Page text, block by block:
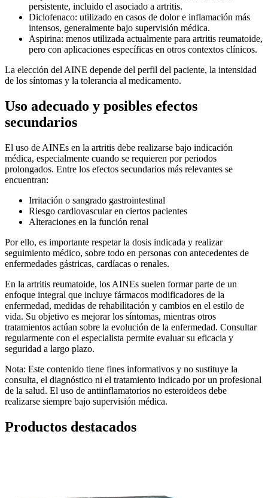
persistente, incluido el asociado a artritis.
Diclofenaco: utilizado en casos de dolor e inflamación más
intensos, generalmente bajo supervisión médica.
Aspirina: menos utilizada actualmente para artritis reumatoide,
pero con aplicaciones específicas en otros contextos clínicos.
La elección del AINE depende del perfil del paciente, la intensidad
de los síntomas y la tolerancia al medicamento.
Uso adecuado y posibles efectos
secundarios
El uso de AINEs en la artritis debe realizarse bajo indicación
médica, especialmente cuando se requieren por periodos
prolongados. Entre los efectos secundarios más relevantes se
encuentran:
Irritación o sangrado gastrointestinal
Riesgo cardiovascular en ciertos pacientes
Alteraciones en la función renal
Por ello, es importante respetar la dosis indicada y realizar
seguimiento médico, sobre todo en personas con antecedentes de
enfermedades gástricas, cardíacas o renales.
En la artritis reumatoide, los AINEs suelen formar parte de un
enfoque integral que incluye fármacos modificadores de la
enfermedad, medidas de rehabilitación y cambios en el estilo de
vida. Su objetivo es mejorar los síntomas, mientras otros
tratamientos actúan sobre la evolución de la enfermedad. Consultar
regularmente con el especialista permite evaluar su eficacia y
seguridad a largo plazo.
Nota: Este contenido tiene fines informativos y no sustituye la
consulta, el diagnóstico ni el tratamiento indicado por un profesional
de la salud. El uso de antiinflamatorios no esteroideos debe
realizarse siempre bajo supervisión médica.
Productos destacados